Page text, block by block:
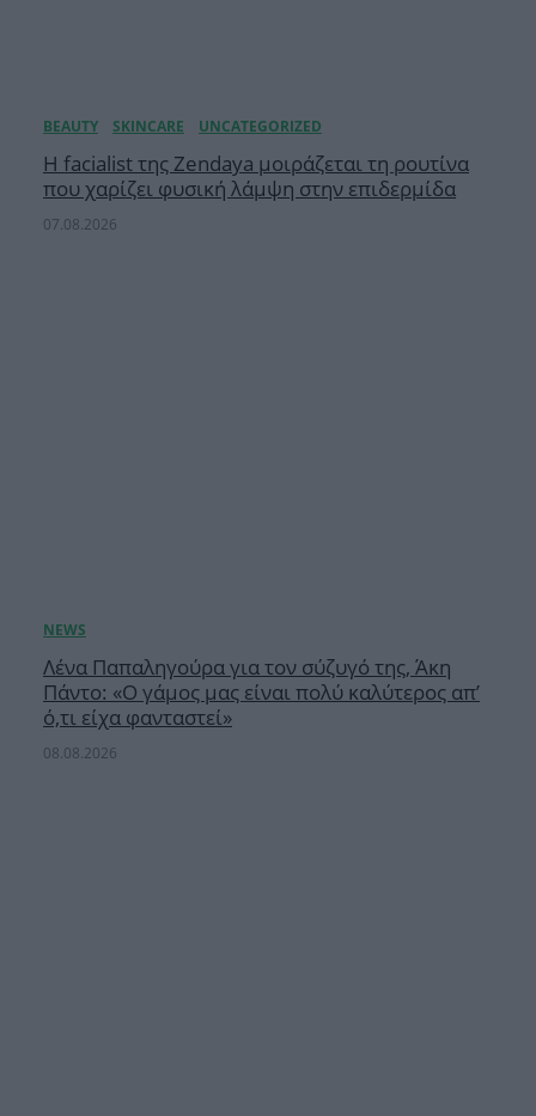
Η facialist της Zendaya μοιράζεται τη ρουτίνα
που χαρίζει φυσική λάμψη στην επιδερμίδα
07.08.2026
Λένα Παπαληγούρα για τον σύζυγό της, Άκη
Πάντο: «Ο γάμος μας είναι πολύ καλύτερος απ’
ό,τι είχα φανταστεί»
08.08.2026